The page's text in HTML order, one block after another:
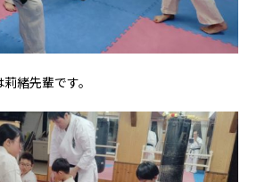
緒先輩です。